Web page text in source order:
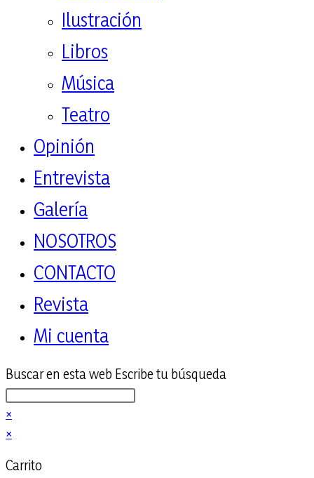
Ilustración
Libros
Música
Teatro
Opinión
Entrevista
Galería
NOSOTROS
CONTACTO
Revista
Mi cuenta
Buscar en esta web Escribe tu búsqueda
×
×
Carrito